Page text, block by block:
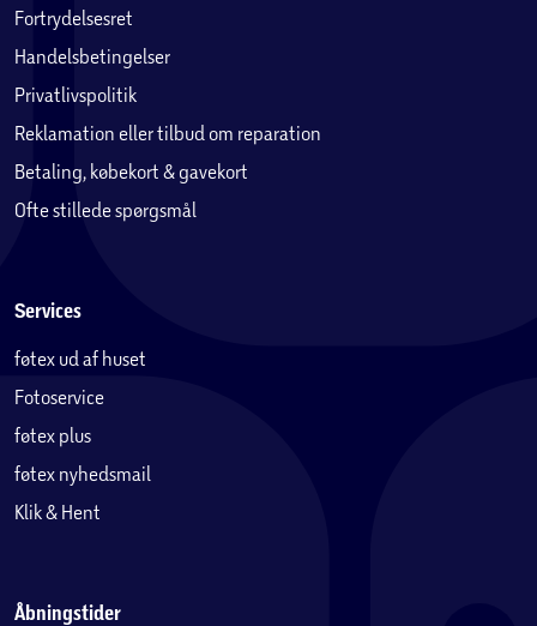
Fortrydelsesret
Handelsbetingelser
Privatlivspolitik
Reklamation eller tilbud om reparation
Betaling, købekort & gavekort
Ofte stillede spørgsmål
Services
føtex ud af huset
Fotoservice
føtex plus
føtex nyhedsmail
Klik & Hent
Åbningstider